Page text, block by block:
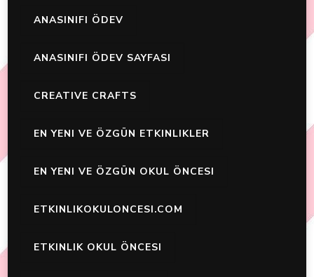
ANASINIFI ÖDEV
ANASINIFI ÖDEV SAYFASI
CREATIVE CRAFTS
EN YENI VE ÖZGÜN ETKINLIKLER
EN YENI VE ÖZGÜN OKUL ÖNCESI
ETKINLIKOKULONCESI.COM
ETKINLIK OKUL ÖNCESI